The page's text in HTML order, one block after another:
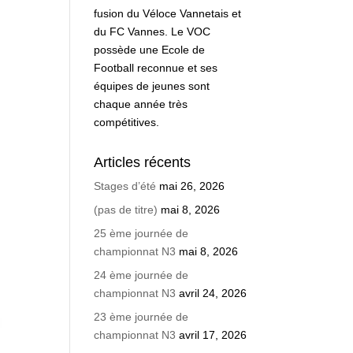
fusion du Véloce Vannetais et
du FC Vannes. Le VOC
possède une Ecole de
Football reconnue et ses
équipes de jeunes sont
chaque année très
compétitives.
Articles récents
Stages d’été mai 26, 2026
(pas de titre) mai 8, 2026
25 ème journée de
championnat N3 mai 8, 2026
24 ème journée de
championnat N3 avril 24, 2026
23 ème journée de
championnat N3 avril 17, 2026